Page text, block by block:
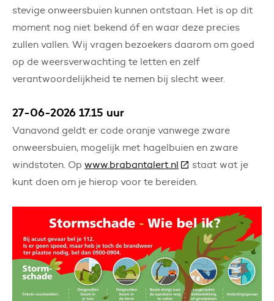
stevige onweersbuien kunnen ontstaan. Het is op dit
moment nog niet bekend óf en waar deze precies
zullen vallen. Wij vragen bezoekers daarom om goed
op de weersverwachting te letten en zelf
verantwoordelijkheid te nemen bij slecht weer.
27-06-2026 17.15 uur
Vanavond geldt er code oranje vanwege zware
onweersbuien, mogelijk met hagelbuien en zware
windstoten. Op www.brabantalert.nl (Deze link gaat
staat wat je
kunt doen om je hierop voor te bereiden.